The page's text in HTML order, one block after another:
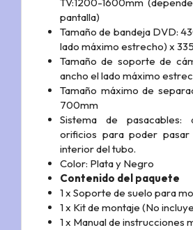
pantalla)
Tamaño de bandeja DVD:
lado máximo estrecho) x
Tamaño de soporte de
ancho el lado máximo
Tamaño máximo de
700mm
Sistema de pasacables:
orificios para poder
interior del tubo.
Color: Plata y Negro
Contenido del paquete
1 x Soporte de suelo para
1 x Kit de montaje (No
1 x Manual de instrucciones